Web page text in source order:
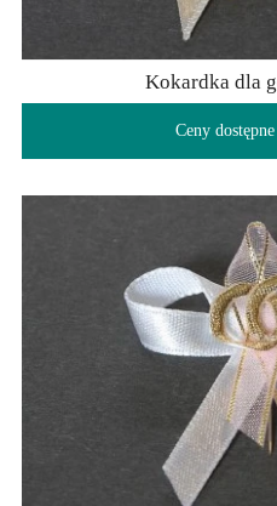
Kokardka dla
Ceny